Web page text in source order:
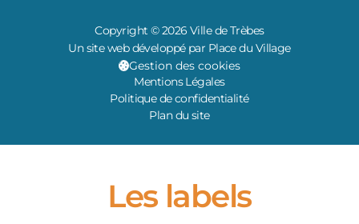
Copyright © 2026 Ville de Trèbes
Un site web développé par Place du Village
Gestion des cookies
Mentions Légales
Politique de confidentialité
Plan du site
Les labels